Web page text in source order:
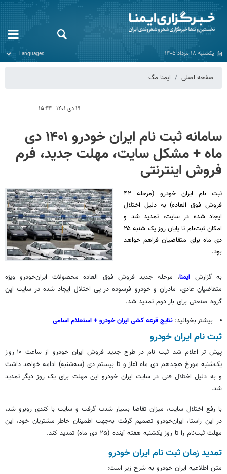
یکشنبه ۱۸ مرداد ۱۴۰۵
صفحه اصلی ایمنا مگ
۱۹ دی ۱۴۰۱ - ۱۵:۴۴
سامانه ثبت نام ایران خودرو ۱۴۰۱ دی
ماه + مشکل سایت، مهلت جدید، فرم
فروش اینترنتی
ثبت نام ایران خودرو (مرحله ۴۲
فروش فوق العاده) به دلیل اختلال
ایجاد شده در سایت، تمدید شد و
امکان ثبت‌نام تا پایان روز یک شنبه ۲۵
دی ماه برای متقاضیان فراهم خواهد
بود.
‌به گزارش ایمنا، مرحله جدید فروش فوق العادهمحصولات ایران‌خودرو ویژه
متقاضیان عادی، مادران و خودرو فرسوده در پی اختلال ایجاد شده در سایت این
گروه صنعتی برای بار دوم تمدید شد.
بیشتر بخوانید: نتایج قرعه کشی ایران خودرو + استعلام اسامی
ثبت نام ایران خودرو
پیش تر اعلام شد ثبت نام در طرح جدید فروش ایران خودرو از ساعت ۱۰ روز
یک‌شنبه مورخ هجدهم دی ماه آغاز و تا بیستم دی (سه‌شنبه) ادامه خواهد داشت
و به دلیل اختلال فنی در سایت ایران خودرو این مهلت برای یک روز دیگر تمدید
شد.
با رفع اختلال سایت، میزان تقاضا بسیار شدت گرفت و سایت با کندی روبرو شد،
در این راستا، ایران‌خودرو تصمیم گرفت به‌جهت اطمینان خاطر مشتریان خود، این
مهلت ثبت‌نام را تا روز یکشنبه هفته آینده (٢۵ دی ماه) تمدید کند.
تمدید زمان ثبت نام ایران خودرو
متن اطلاعیه ایران خودرو به شرح زیر است: